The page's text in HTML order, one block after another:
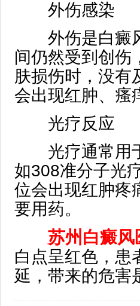
外伤感染
外伤是白癜风
间仍然受到创伤
肤损伤时，没有
会出现红肿、瘙
光疗反应
光疗通常用于
如308准分子光
位会出现红肿疼
要用药。
苏州白癜风
白点呈红色，患
延，带来的危害